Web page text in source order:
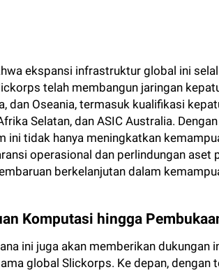
ekspansi infrastruktur global ini
telah membangun jaringan
dan Oseania, termasuk kualifikasi
Selatan, dan ASIC Australia.
ini tidak hanya meningkatkan
operasional dan perlindungan aset
berkelanjutan dalam
Komputasi hingga
ini juga akan memberikan dukungan
global Slickorps. Ke depan, dengan